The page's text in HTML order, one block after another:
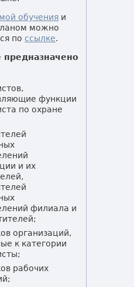
обучения и
можно
поссылке.
предназначено
функции
по охране
и их
филиала и
организаций,
к категории
рабочих